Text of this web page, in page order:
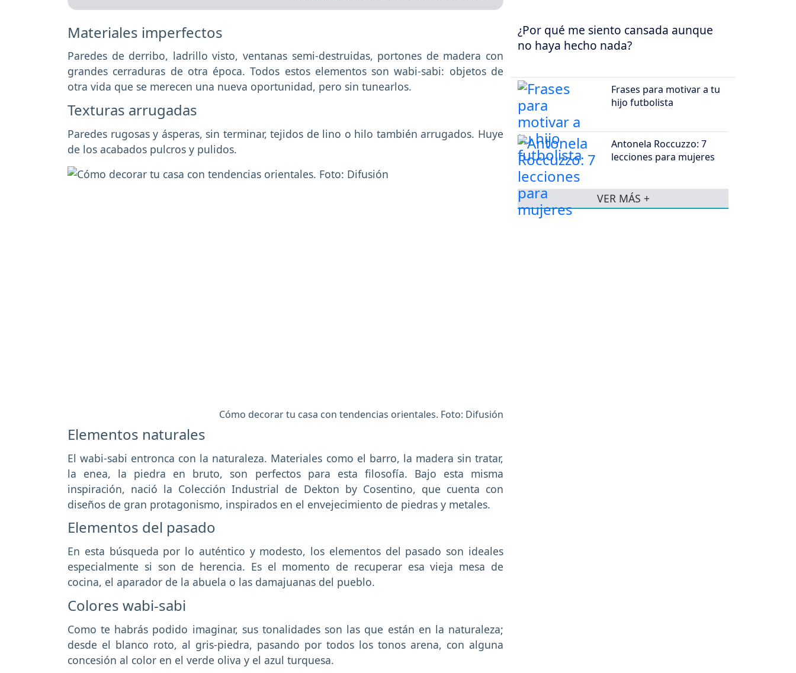
Materiales imperfectos
Paredes de derribo, ladrillo visto, ventanas semi-destruidas, portones de madera con
grandes cerraduras de otra época. Todos estos elementos son wabi-sabi: objetos de
otra vida que se merecen una nueva oportunidad, pero sin tunearlos.
Texturas arrugadas
Paredes rugosas y ásperas, sin terminar, tejidos de lino o hilo también arrugados. Huye
de los acabados pulcros y pulidos.
Cómo decorar tu casa con tendencias orientales. Foto: Difusión
Elementos naturales
El wabi-sabi entronca con la naturaleza. Materiales como el barro, la madera sin tratar,
la enea, la piedra en bruto, son perfectos para esta filosofía. Bajo esta misma
inspiración, nació la Colección Industrial de Dekton by Cosentino, que cuenta con
diseños de gran protagonismo, inspirados en el envejecimiento de piedras y metales.
Elementos del pasado
En esta búsqueda por lo auténtico y modesto, los elementos del pasado son ideales
especialmente si son de herencia. Es el momento de recuperar esa vieja mesa de
cocina, el aparador de la abuela o las damajuanas del pueblo.
Colores wabi-sabi
Como te habrás podido imaginar, sus tonalidades son las que están en la naturaleza;
desde el blanco roto, al gris-piedra, pasando por todos los tonos arena, con alguna
concesión al color en el verde oliva y el azul turquesa.
¿Por qué me siento cansada aunque
no haya hecho nada?
Frases para motivar a tu
hijo futbolista
Antonela Roccuzzo: 7
lecciones para mujeres
VER MÁS +